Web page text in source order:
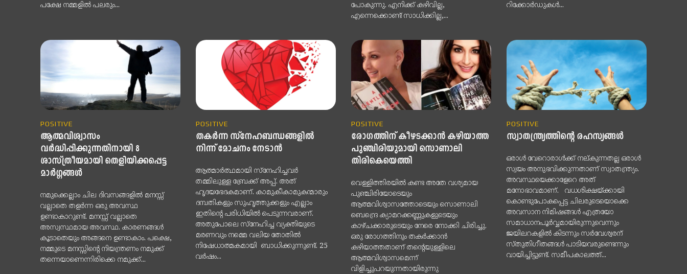
പക്ഷേ നമ്മളിൽ പലരും...
പോകുന്നു. എനിക്ക് കഴിവില്ല,
എന്നെക്കൊണ്ട് സാധിക്കില്ല,...
റിക്കോര്‍ഡുകള്‍...
POSITIVE
ആത്മവിശ്വാസം
വര്‍ദ്ധിപ്പിക്കുന്നതിനായി 8
ശാസ്ത്രീയമായി തെളിയിക്കപ്പെട്ട
മാര്‍ഗ്ഗങ്ങള്‍
നമുക്കെല്ലാം ചില ദിവസങ്ങളില്‍ മനസ്സ്
വല്ലാതെ തളര്‍ന്ന ഒരു അവസ്ഥ
ഉണ്ടാകാറുണ്ട്. മനസ്സ് വല്ലാതെ
അസ്വസ്ഥമായ അവസ്ഥ. കാരണങ്ങള്‍
കൂടാതെയും അങ്ങനെ ഉണ്ടാകാം. പക്ഷെ,
നമ്മുടെ മനസ്സിന്റെ നിയന്ത്രണം നമുക്ക്
തന്നെയാണെന്നിരിക്കെ നമുക്ക്...
POSITIVE
തകർന്ന സ്നേഹബന്ധങ്ങളിൽ
നിന്ന് മോചനം നേടാൻ
ആത്മാർത്ഥമായി സ്നേഹിച്ചവർ
തമ്മിലുള്ള ബ്രേക്ക് അപ്പ്. അത്
ഹൃദയഭേദകമാണ്. കാമുകീകാമുകന്മാരും
ദമ്പതികളും സുഹൃത്തുക്കളും എല്ലാം
ഇതിന്റെ പരിധിയിൽ പെടുന്നവരാണ്.
അതുപോലെ സ്നേഹിച്ച വ്യക്തിയുടെ
മരണവും നമ്മെ വലിയ തോതിൽ
നിഷേധാത്മകമായി ബാധിക്കുന്നുണ്ട്. 25
വർഷം...
POSITIVE
രോഗത്തിന് കീഴടക്കാന്‍ കഴിയാത്ത
പുഞ്ചിരിയുമായി സൊണാലി
തിരികെയെത്തി
വെള്ളിത്തിരയില്‍ കണ്ട അതേ വശ്യമായ
പുഞ്ചിരിയോടെയും
ആത്മവിശ്വാസത്തോടെയും സൊണാലി
ബെന്ദ്രെ ക്യാമറക്കണ്ണുകളുടെയും
കാഴ്ചക്കാരുടെയും നേരെ നോക്കി ചിരിച്ചു.
ഒരു രോഗത്തിനും തകര്‍ക്കാന്‍
കഴിയാത്തതാണ് തന്റെയുള്ളിലെ
ആത്മവിശ്വാസമെന്ന്
വിളിച്ചുപറയുന്നതായിരുന്നു
POSITIVE
സ്വാതന്ത്ര്യത്തിന്റെ രഹസ്യങ്ങൾ
ഒരാൾ വേറൊരാൾക്ക് നല്കുന്നതല്ല ഒരാൾ
സ്വയം അനുഭവിക്കുന്നതാണ് സ്വാതന്ത്ര്യം.
അവസ്ഥയെക്കാളേറെ അത്
മനോഭാവമാണ്. വധശിക്ഷയ്ക്കായി
കൊണ്ടുപോകപ്പെട്ട ചിലരുടെയൊക്കെ
അവസാന നിമിഷങ്ങൾ എത്രയോ
സമാധാനപൂർവ്വമായിരുന്നുവെന്നും
ജയിലറകളിൽ കിടന്നും സർവേശ്വരന്
സ്തുതിഗീതങ്ങൾ പാടിയവരുണ്ടെന്നും
വായിച്ചിട്ടുണ്ട്. സമീപകാലത്ത്...